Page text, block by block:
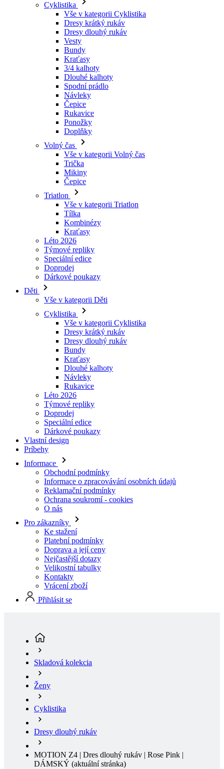
Cyklistika
Vše v kategorii Cyklistika
Dresy krátký rukáv
Dresy dlouhý rukáv
Vesty
Bundy
Kraťasy
3/4 kalhoty
Dlouhé kalhoty
Spodní prádlo
Návleky
Čepice
Rukavice
Ponožky
Doplňky
Volný čas
Vše v kategorii Volný čas
Trička
Mikiny
Čepice
Triatlon
Vše v kategorii Triatlon
Tílka
Kombinézy
Kraťasy
Léto 2026
Týmové repliky
Speciální edice
Doprodej
Dárkové poukazy
Děti
Vše v kategorii Děti
Cyklistika
Vše v kategorii Cyklistika
Dresy krátký rukáv
Dresy dlouhý rukáv
Bundy
Kraťasy
Dlouhé kalhoty
Návleky
Rukavice
Léto 2026
Týmové repliky
Doprodej
Speciální edice
Dárkové poukazy
Vlastní design
Príbehy
Informace
Obchodní podmínky
Informace o zpracovávání osobních údajů
Reklamační podmínky
Ochrana soukromí - cookies
O nás
Pro zákazníky
Ke stažení
Platební podmínky
Doprava a její ceny
Nejčastější dotazy
Velikostní tabulky
Kontakty
Vrácení zboží
Přihlásit se
Skladová kolekcia
Ženy
Cyklistika
Dresy dlouhý rukáv
MOTION Z4 | Dres dlouhý rukáv | Rose Pink |
DÁMSKÝ (aktuální stránka)